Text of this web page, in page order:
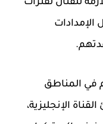
للقتال لفترات
الإمدادات
في المناطق
الإنجليزية،